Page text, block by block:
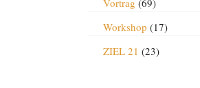
Vortrag (69)
Workshop (17)
ZIEL 21 (23)